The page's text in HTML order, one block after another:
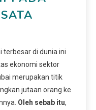
terbesar di dunia ini
ekonomi sektor
merupakan titik
jutaan orang ke
Oleh sebab itu,